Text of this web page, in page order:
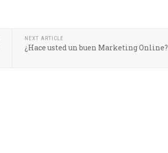
NEXT ARTICLE
¿Hace usted un buen Marketing Online?